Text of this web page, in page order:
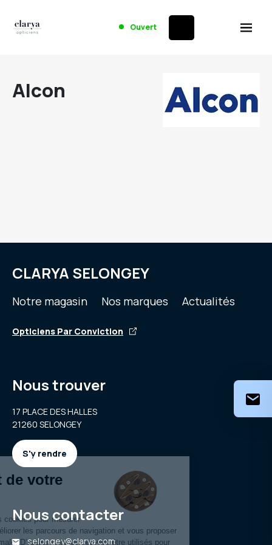
Ouvert
Alcon
CLARYA SELONGEY
Notre magasin Nos marques Actualités
Opticiens Par Conviction
Nous trouver
17 PLACE DES HALLES
21260 SELONGEY
S'y rendre
Nous contacter
selongey@clarya.com